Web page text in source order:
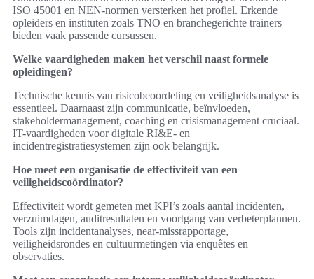
ISO 45001 en NEN-normen versterken het profiel. Erkende
opleiders en instituten zoals TNO en branchegerichte trainers
bieden vaak passende cursussen.
Welke vaardigheden maken het verschil naast formele
opleidingen?
Technische kennis van risicobeoordeling en veiligheidsanalyse is
essentieel. Daarnaast zijn communicatie, beïnvloeden,
stakeholdermanagement, coaching en crisismanagement cruciaal.
IT-vaardigheden voor digitale RI&E- en
incidentregistratiesystemen zijn ook belangrijk.
Hoe meet een organisatie de effectiviteit van een
veiligheidscoördinator?
Effectiviteit wordt gemeten met KPI’s zoals aantal incidenten,
verzuimdagen, auditresultaten en voortgang van verbeterplannen.
Tools zijn incidentanalyses, near-missrapportage,
veiligheidsrondes en cultuurmetingen via enquêtes en
observaties.